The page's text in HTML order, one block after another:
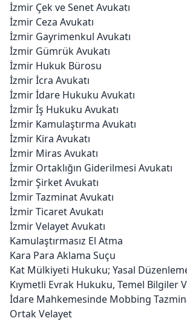
İzmir Çek ve Senet Avukatı
İzmir Ceza Avukatı
İzmir Gayrimenkul Avukatı
İzmir Gümrük Avukatı
İzmir Hukuk Bürosu
İzmir İcra Avukatı
İzmir İdare Hukuku Avukatı
İzmir İş Hukuku Avukatı
İzmir Kamulaştırma Avukatı
İzmir Kira Avukatı
İzmir Miras Avukatı
İzmir Ortaklığın Giderilmesi Avukatı
İzmir Şirket Avukatı
İzmir Tazminat Avukatı
İzmir Ticaret Avukatı
İzmir Velayet Avukatı
Kamulaştırmasız El Atma
Kara Para Aklama Suçu
Kat Mülkiyeti Hukuku; Yasal
Kıymetli Evrak Hukuku, Temel Bilgiler
İdare Mahkemesinde Mobbing
Ortak Velayet